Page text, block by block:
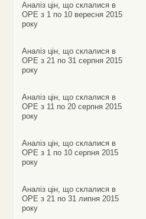
Аналіз цін, що склалися в
ОРЕ з 1 по 10 вересня 2015
року
Аналіз цін, що склалися в
ОРЕ з 21 по 31 серпня 2015
року
Аналіз цін, що склалися в
ОРЕ з 11 по 20 серпня 2015
року
Аналіз цін, що склалися в
ОРЕ з 1 по 10 серпня 2015
року
Аналіз цін, що склалися в
ОРЕ з 21 по 31 липня 2015
року